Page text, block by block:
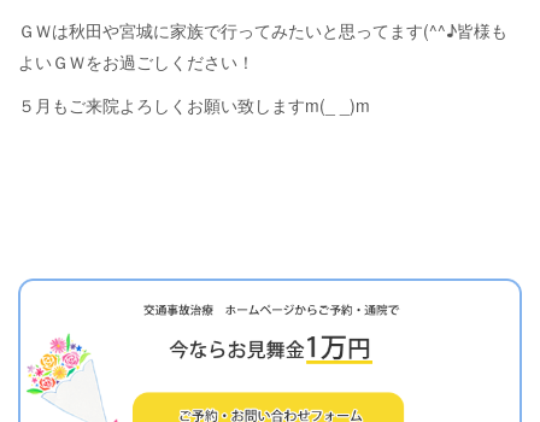
ＧＷは秋田や宮城に家族で行ってみたいと思ってます(^^♪皆様も
よいＧＷをお過ごしください！
５月もご来院よろしくお願い致しますm(_ _)m